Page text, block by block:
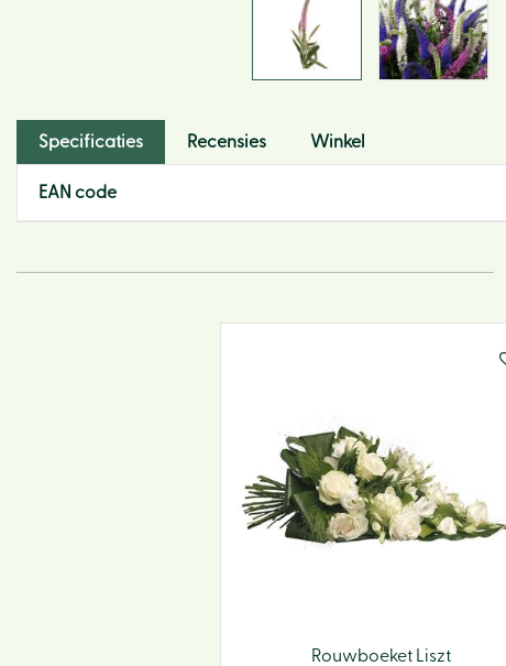
Specificaties Recensies Winkel
EAN code
Rouwboeket Liszt